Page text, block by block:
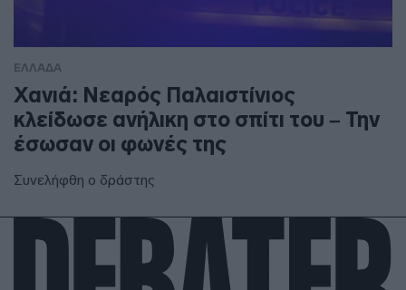
ΕΛΛΑΔΑ
Χανιά: Νεαρός Παλαιστίνιος
κλείδωσε ανήλικη στο σπίτι του – Την
έσωσαν οι φωνές της
Συνελήφθη ο δράστης